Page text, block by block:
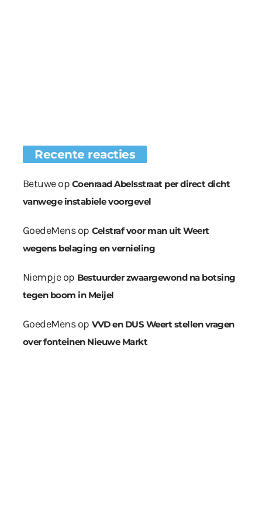
Recente reacties
Betuweop Coenraad Abelsstraat per direct dicht
vanwege instabiele voorgevel
GoedeMensop Celstraf voor man uit Weert
wegens belaging en vernieling
Niempjeop Bestuurder zwaargewond na botsing
tegen boom in Meijel
GoedeMensop VVD en DUS Weert stellen vragen
over fonteinen Nieuwe Markt